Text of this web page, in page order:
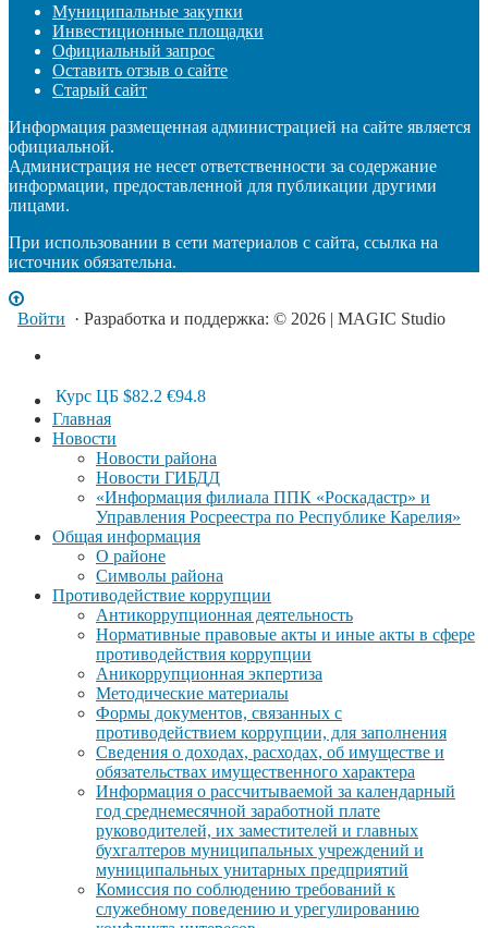
Муниципальные закупки
Инвестиционные площадки
Официальный запрос
Оставить отзыв о сайте
Старый сайт
Информация размещенная администрацией на сайте является
официальной.
Администрация не несет ответственности за содержание
информации, предоставленной для публикации другими
лицами.
При использовании в сети материалов с сайта, ссылка на
источник обязательна.
Войти · Разработка и поддержка: © 2026 | MAGIC Studio
Курс ЦБ $82.2 €94.8
Главная
Новости
Новости района
Новости ГИБДД
«Информация филиала ППК «Роскадастр» и
Управления Росреестра по Республике Карелия»
Общая информация
О районе
Символы района
Противодействие коррупции
Антикоррупционная деятельность
Нормативные правовые акты и иные акты в сфере
противодействия коррупции
Аникоррупционная экпертиза
Методические материалы
Формы документов, связанных с
противодействием коррупции, для заполнения
Сведения о доходах, расходах, об имуществе и
обязательствах имущественного характера
Информация о рассчитываемой за календарный
год среднемесячной заработной плате
руководителей, их заместителей и главных
бухгалтеров муниципальных учреждений и
муниципальных унитарных предприятий
Комиссия по соблюдению требований к
служебному поведению и урегулированию